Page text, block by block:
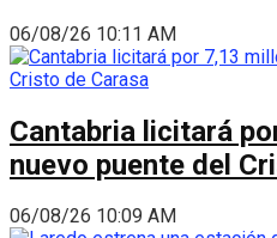
06/08/26 10:11 AM
Cantabria licitará
nuevo puente del
06/08/26 10:09 AM